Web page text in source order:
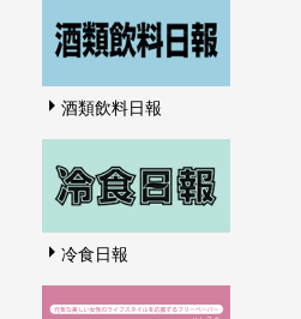
酒類飲料日報
冷食日報